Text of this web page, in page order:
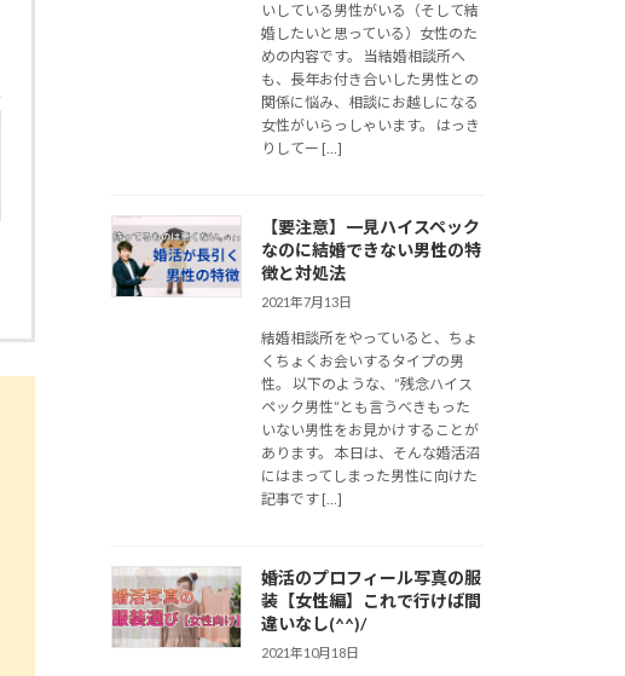
いしている男性がいる（そして結
婚したいと思っている）女性のた
めの内容です。 当結婚相談所へ
も、長年お付き合いした男性との
関係に悩み、相談にお越しになる
女性がいらっしゃいます。 はっき
りしてー […]
【要注意】一見ハイスペック
なのに結婚できない男性の特
徴と対処法
2021年7月13日
結婚相談所をやっていると、ちょ
くちょくお会いするタイプの男
性。 以下のような、”残念ハイス
ペック男性”とも言うべきもった
いない男性をお見かけすることが
あります。 本日は、そんな婚活沼
にはまってしまった男性に向けた
記事です […]
婚活のプロフィール写真の服
装【女性編】これで行けば間
違いなし(^^)/
2021年10月18日